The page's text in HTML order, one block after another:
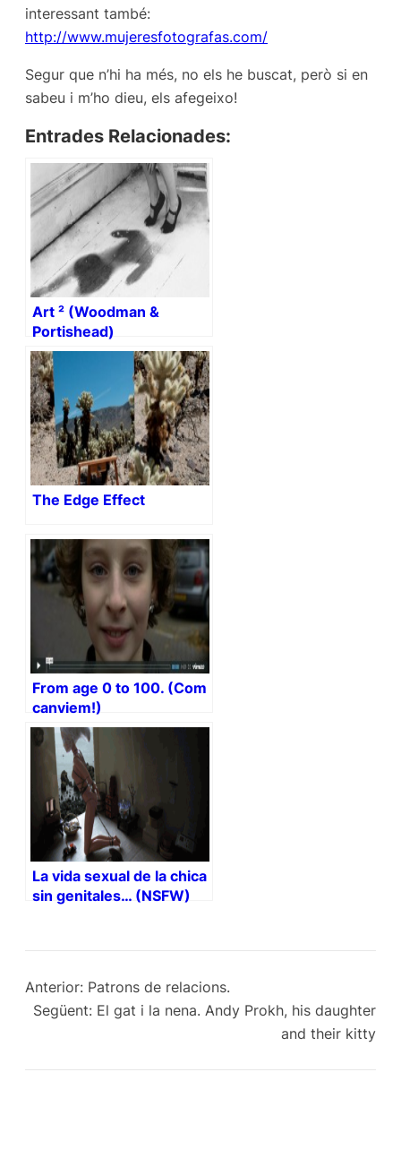
interessant també:
http://www.mujeresfotografas.com/
Segur que n’hi ha més, no els he buscat, però si en
sabeu i m’ho dieu, els afegeixo!
Entrades Relacionades:
Art ² (Woodman &
Portishead)
The Edge Effect
From age 0 to 100. (Com
canviem!)
La vida sexual de la chica
sin genitales… (NSFW)
Anterior: Patrons de relacions.
Següent: El gat i la nena. Andy Prokh, his daughter
and their kitty